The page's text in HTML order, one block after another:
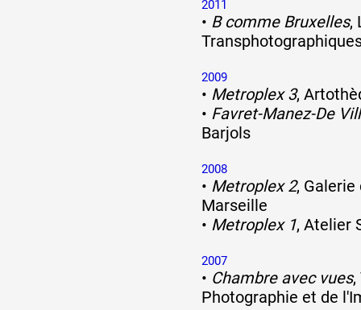
2011
• B comme Bruxelles,
2009
• Metroplex 3,
• Favret-Manez-De
Barjols
2008
• Metroplex 2, Galerie
Marseille
• Metroplex 1, Atelier
2007
• Chambre avec vues,
Photographie et de